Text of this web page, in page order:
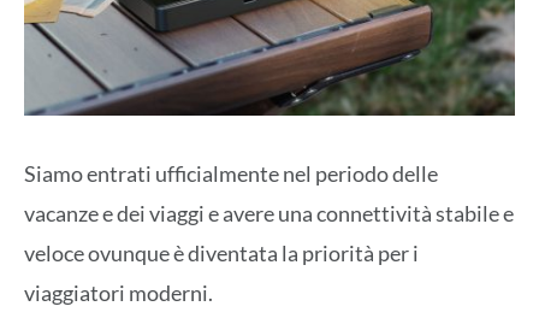
Siamo entrati ufficialmente nel periodo delle
vacanze e dei viaggi e avere una connettività stabile e
veloce ovunque è diventata la priorità per i
viaggiatori moderni.